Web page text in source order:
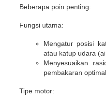
Beberapa poin penting:
Fungsi utama:
Mengatur posisi
atau katup udara
Menyesuaikan
pembakaran optimal.
Tipe motor: